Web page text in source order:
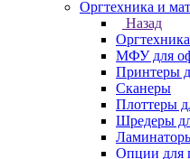
Оргтехника и
Назад
МФУ для
Принтеры
Сканеры
Плоттеры
Шредеры
Опции для